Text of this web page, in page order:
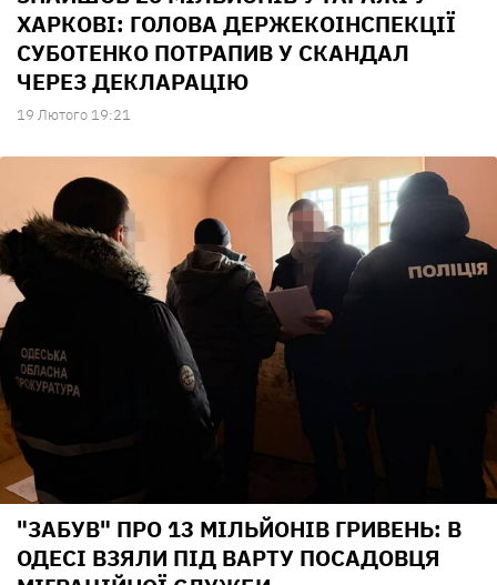
ХАРКОВІ: ГОЛОВА ДЕРЖЕКОІНСПЕКЦІЇ
СУБОТЕНКО ПОТРАПИВ У СКАНДАЛ
ЧЕРЕЗ ДЕКЛАРАЦІЮ
19 Лютого 19:21
"ЗАБУВ" ПРО 13 МІЛЬЙОНІВ ГРИВЕНЬ: В
ОДЕСІ ВЗЯЛИ ПІД ВАРТУ ПОСАДОВЦЯ